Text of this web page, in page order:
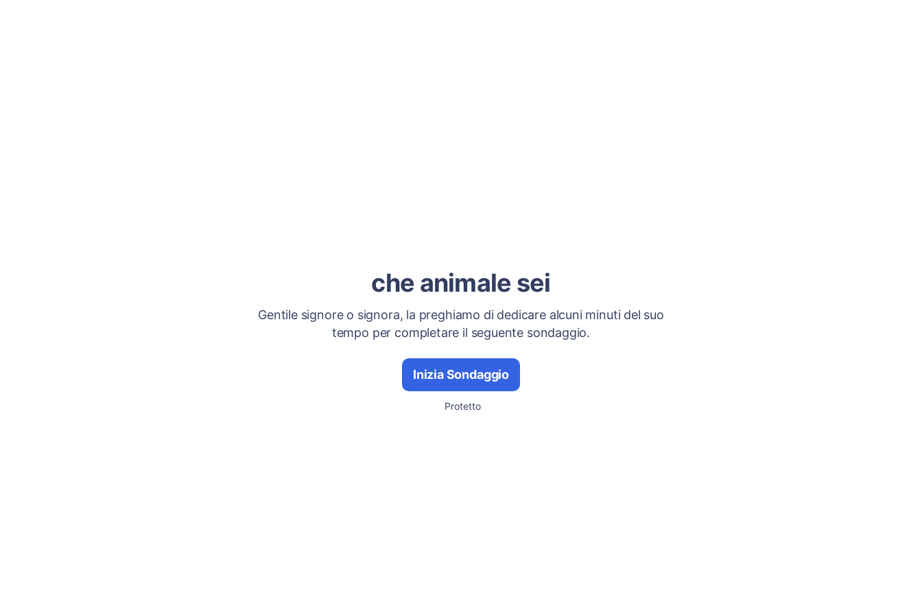
che animale sei
Gentile signore o signora, la preghiamo di dedicare alcuni minuti del suo
tempo per completare il seguente sondaggio.
Inizia Sondaggio
Protetto